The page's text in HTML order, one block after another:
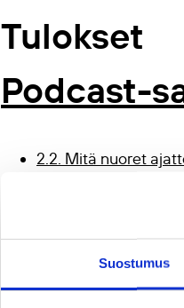
Suostumus
Tulokset
Podcast-
2.2. Mitä nuoret
27.3. Toiminta ja
Ympäristö ja Versus-
1.5. Virtuaaliset